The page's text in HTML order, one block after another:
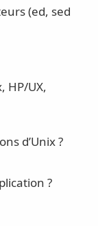
(ed, sed
HP/UX,
d’Unix ?
?